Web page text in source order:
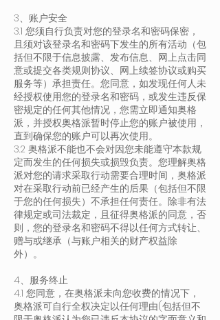
3、账户安全
3.1 您须自行负责对您的登录名和密码保密，
且须对该登录名和密码下发生的所有活动（包
括但不限于信息披露、发布信息、网上点击同
意或提交各类规则协议、网上续签协议或购买
服务等）承担责任。您同意，如发现任何人未
经授权使用您的登录名和密码，或发生违反保
密规定的任何其他情况，您需立即通知奥格
派，并授权奥格派暂时停止您的账户被使用，
直到确保您的账户可以再次使用。
3.2 奥格派不能也不会对因您未能遵守本款规
定而发生的任何损失或损毁负责。您理解奥格
派对您的请求采取行动需要合理时间，奥格派
对在采取行动前已经产生的后果（包括但不限
于您的任何损失）不承担任何责任。除非有法
律规定或司法裁定，且征得奥格派的同意，否
则，您的登录名和密码不得以任何方式转让、
赠与或继承（与账户相关的财产权益除
外）。
4、服务终止
4.1 您同意，在奥格派未向您收费的情况下，
奥格派可自行全权决定以任何理由(包括但不